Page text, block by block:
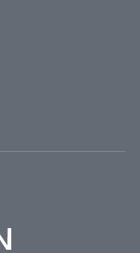
–
Cellular